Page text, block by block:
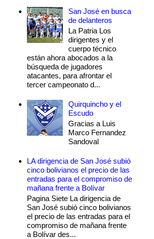
San José en busca
de delanteros
La Patria Los
dirigentes y el
cuerpo técnico
están ahora abocados a la
búsqueda de jugadores
atacantes, para afrontar el
tercer campeonato d...
Quirquincho y el
Escudo
Gracias a Luis
Marco Fernandez
Sandoval
LA dirigencia de San José subió
cinco bolivianos el precio de las
entradas para el compromiso de
mañana frente a Bolívar
Pagina Siete La dirigencia de
San José subió cinco bolivianos
el precio de las entradas para el
compromiso de mañana frente
a Bolívar des...